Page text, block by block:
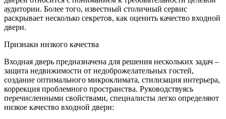
аудитории. Более того, известный столичный сервис
раскрывает несколько секретов, как оценить качество входной
двери.
Признаки низкого качества
Входная дверь предназначена для решения нескольких задач –
защита недвижимости от недоброжелательных гостей,
создание оптимального микроклимата, стилизация интерьера,
коррекция проблемного пространства. Руководствуясь
перечисленными свойствами, специалисты легко определяют
низкое качество входной двери: